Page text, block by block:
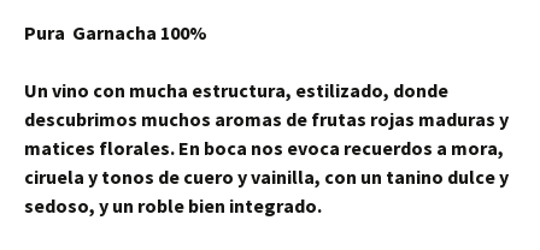
Pura Garnacha 100%
Un vino con mucha estructura, estilizado, donde
descubrimos muchos aromas de frutas rojas maduras y
matices florales. En boca nos evoca recuerdos a mora,
ciruela y tonos de cuero y vainilla, con un tanino dulce y
sedoso, y un roble bien integrado.